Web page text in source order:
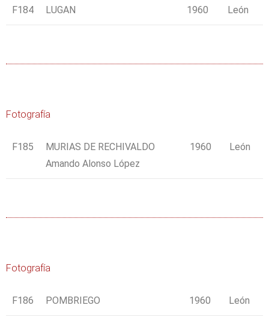
F184 LUGAN 1960 León
Fotografía
F185
MURIAS DE RECHIVALDO
Amando Alonso López
1960 León
Fotografía
F186 POMBRIEGO 1960 León